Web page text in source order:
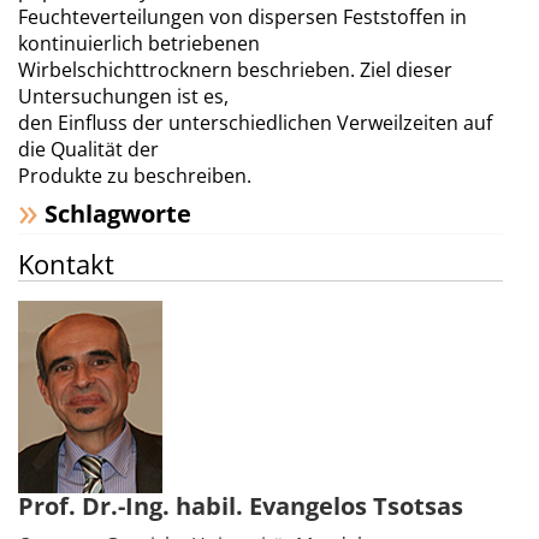
Feuchteverteilungen von dispersen Feststoffen in
kontinuierlich betriebenen
Wirbelschichttrocknern beschrieben. Ziel dieser
Untersuchungen ist es,
den Einfluss der unterschiedlichen Verweilzeiten auf
die Qualität der
Produkte zu beschreiben.
Schlagworte
Kontakt
Prof. Dr.-Ing. habil. Evangelos Tsotsas